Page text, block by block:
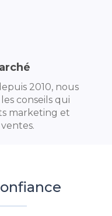
2010, nous
conseils qui
marketing et